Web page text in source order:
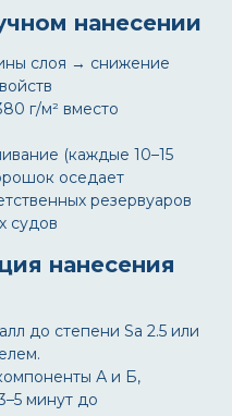
нанесении
слоя → снижение
г/м² вместо
(каждые 10–15
оседает
резервуаров
судов
нанесения
до степени Sa 2.5 или
А и Б,
минут до